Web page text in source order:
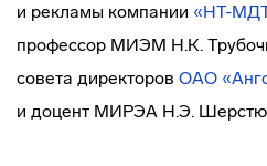
и рекламы компании «НТ-
профессор МИЭМ Н.К.
совета директоров ОАО
и доцент МИРЭА Н.Э.